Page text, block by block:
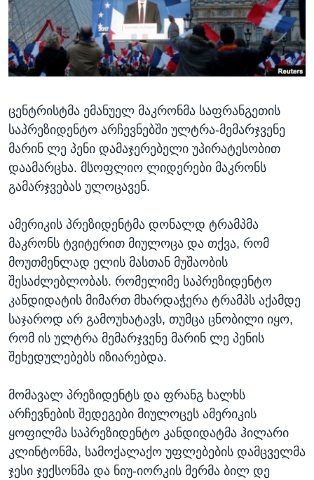
ᲡᲢᲣᲓᲘᲐ ᲕᲐᲨᲘᲜᲒᲢᲝᲜᲘ
ᲔᲙᲝᲜᲝᲛᲘᲙᲐ
ᲯᲐᲜᲛᲠᲗᲔᲚᲝᲑᲐ
ᲛᲔᲪᲜᲘᲔᲠᲔᲑᲐ
ᲙᲣᲚᲢᲣᲠᲐ
ᲒᲐᲚᲘᲚᲔᲝ
ᲓᲔᲖᲘᲜᲤᲝᲠᲛᲐᲪᲘᲐ
Learning English
ᲗᲕᲐᲚᲘ ᲒᲕᲐᲓᲔᲕᲜᲔᲗ
ენები
ცენტრისტმა ემანუელ მაკრონმა საფრანგეთის
საპრეზიდენტო არჩევნებში ულტრა-მემარჯვენე
მარინ ლე პენი დამაჯერებელი უპირატესობით
დაამარცხა. მსოფლიო ლიდერები მაკრონს
გამარჯვებას ულოცავენ.
ამერიკის პრეზიდენტმა დონალდ ტრამპმა
მაკრონს ტვიტერით მიულოცა და თქვა, რომ
მოუთმენლად ელის მასთან მუშაობის
შესაძლებლობას. რომელიმე საპრეზიდენტო
კანდიდატის მიმართ მხარდაჭერა ტრამპს აქამდე
საჯაროდ არ გამოუხატავს, თუმცა ცნობილი იყო,
რომ ის ულტრა მემარჯვენე მარინ ლე პენის
შეხედულებებს იზიარებდა.
მომავალ პრეზიდენტს და ფრანგ ხალხს
არჩევნების შედეგები მიულოცეს ამერიკის
ყოფილმა საპრეზიდენტო კანდიდატმა ჰილარი
კლინტონმა, სამოქალაქო უფლებების დამცველმა
ჯესი ჯექსონმა და ნიუ-იორკის მერმა ბილ დე